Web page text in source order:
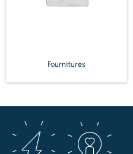
Fournitures